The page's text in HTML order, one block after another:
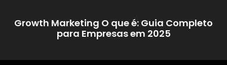
Growth Marketing O que é: Guia Completo
para Empresas em 2025